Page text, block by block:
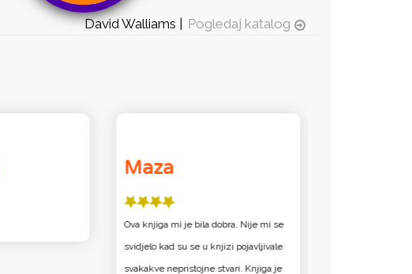
David Walliams | Pogledaj katalog
Maza
Ova knjiga mi je bila dobra. Nije mi se
svidjelo kad su se u knjizi pojavljivale
svakakve nepristojne stvari. Knjiga je